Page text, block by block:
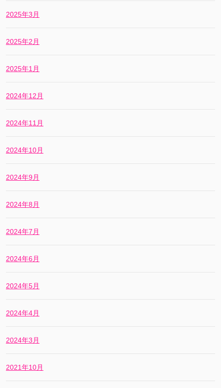
2025年3月
2025年2月
2025年1月
2024年12月
2024年11月
2024年10月
2024年9月
2024年8月
2024年7月
2024年6月
2024年5月
2024年4月
2024年3月
2021年10月